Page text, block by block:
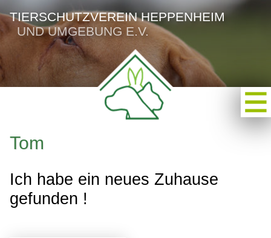
TIERSCHUTZVEREIN HEPPENHEIM
UND UMGEBUNG E.V.
Tom
Ich habe ein neues Zuhause
gefunden !